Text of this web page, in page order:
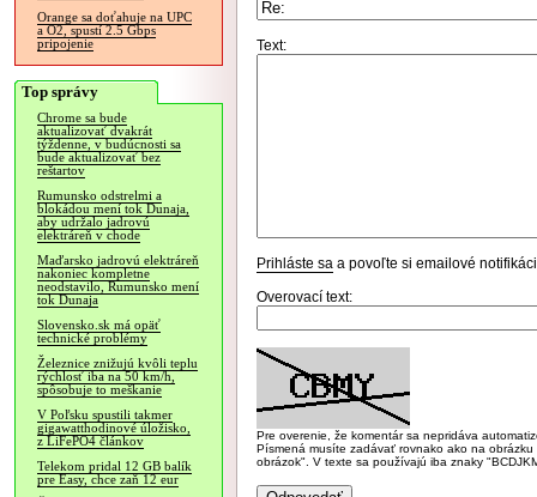
Orange sa doťahuje na UPC
a O2, spustí 2.5 Gbps
pripojenie
Top správy
Chrome sa bude
aktualizovať dvakrát
týždenne, v budúcnosti sa
bude aktualizovať bez
reštartov
Rumunsko odstrelmi a
blokádou mení tok Dunaja,
aby udržalo jadrovú
elektráreň v chode
Maďarsko jadrovú elektráreň
nakoniec kompletne
neodstavilo, Rumunsko mení
tok Dunaja
Slovensko.sk má opäť
technické problémy
Železnice znižujú kvôli teplu
rýchlosť iba na 50 km/h,
spôsobuje to meškanie
V Poľsku spustili takmer
gigawatthodinové úložisko,
z LiFePO4 článkov
Telekom pridal 12 GB balík
pre Easy, chce zaň 12 eur
Text:
Prihláste sa a povoľte si emailové
Overovací text:
Pre overenie, že komentár sa nepridáva
Písmená musíte zadávať rovnako ako na
obrázok". V texte sa používajú iba znaky